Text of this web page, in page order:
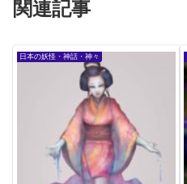
関連記事
日本の妖怪・神話・神々